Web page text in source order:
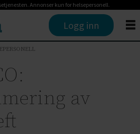
Annonser kun for helsepersonell.
Logg inn
av